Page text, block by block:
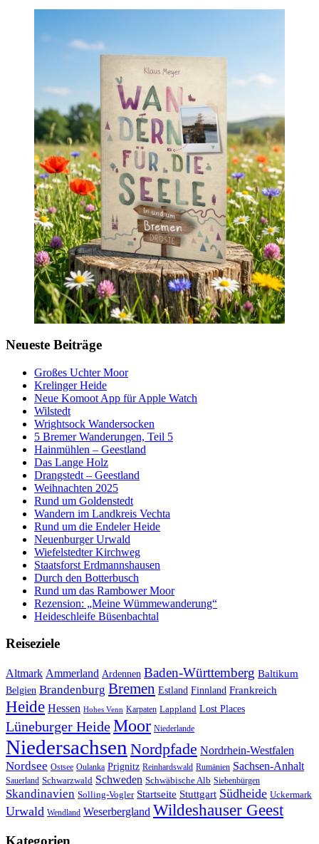
Neueste Beiträge
Großes Uchter Moor
Krelinger Heide
Neue Komoot App für Apple Watch
Wilstedt
Wrightsock Wandersocken
5 Bremer Wanderungen, Teil 5
Hainmühlen – Geestland
Das Lange Holz
Drangstedt – Geestland
Weihnachten 2025
Rund um Goldenstedt
Wandern im Landkreis Vechta
Rund um die Endeler Heide
Neuenburger Urwald
Wiefelstedter Kirchweg
Staatsforst Erdmannshausen
Durch den Botterbusch
Rund um das Rambower Moor
Rezension: „Meine Wümmewanderung“
Heideschleife Büsenbachtal
Reiseziele
Altmark Ammerland Ardennen Baden-Württemberg Baltikum
Belgien Brandenburg Bremen Estland Finnland Frankreich
Heide Hessen Hohes Venn Karpaten Lappland Lost Places
Lüneburger HeideMoor Niederlande
Niedersachsen Nordpfade Nordrhein-Westfalen
Nordsee Ostsee Oulanka Prignitz Reinhardswald Rumänien Sachsen-Anhalt
Sauerland Schwarzwald Schweden Schwäbische Alb Siebenbürgen
Skandinavien Solling-Vogler Startseite Stuttgart Südheide Uckermark
Urwald Wendland Weserbergland Wildeshauser Geest
Kategorien